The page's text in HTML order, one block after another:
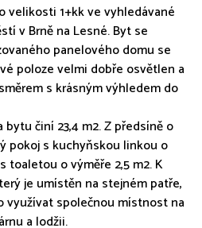
velikosti 1+kk ve vyhledávané
v Brně na Lesné. Byt se
panelového domu se
poloze velmi dobře osvětlen a
s krásným výhledem do
činí 23,4 m2. Z předsíně o
pokoj s kuchyňskou linkou o
toaletou o výměře 2,5 m2. K
je umístěn na stejném patře,
využívat společnou místnost na
a lodžii.